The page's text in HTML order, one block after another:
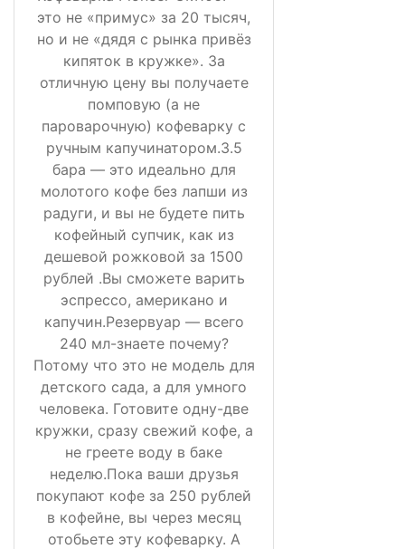
это не «примус» за 20 тысяч,
но и не «дядя с рынка привёз
кипяток в кружке». За
отличную цену вы получаете
помповую (а не
пароварочную) кофеварку с
ручным капучинатором.3.5
бара — это идеально для
молотого кофе без лапши из
радуги, и вы не будете пить
кофейный супчик, как из
дешевой рожковой за 1500
рублей .Вы сможете варить
эспрессо, американо и
капучин.Резервуар — всего
240 мл-знаете почему?
Потому что это не модель для
детского сада, а для умного
человека. Готовите одну-две
кружки, сразу свежий кофе, а
не греете воду в баке
неделю.Пока ваши друзья
покупают кофе за 250 рублей
в кофейне, вы через месяц
отобьете эту кофеварку. А